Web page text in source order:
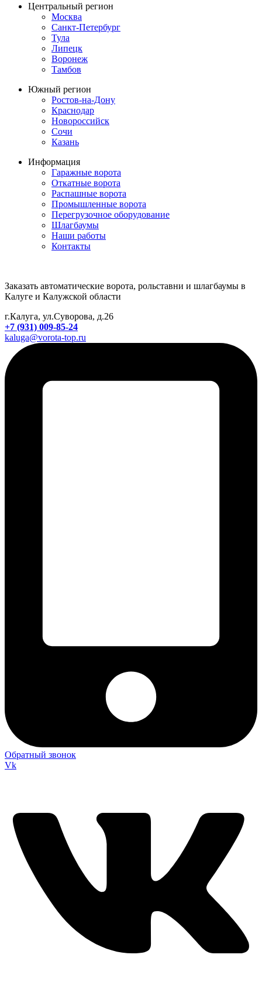
Центральный регион
Москва
Санкт-Петербург
Тула
Липецк
Воронеж
Тамбов
Южный регион
Ростов-на-Дону
Краснодар
Новороссийск
Сочи
Казань
Информация
Гаражные ворота
Откатные ворота
Распашные ворота
Промышленные ворота
Перегрузочное оборудование
Шлагбаумы
Наши работы
Контакты
Заказать автоматические ворота, рольставни и шлагбаумы в
Калуге и Калужской области
г.Калуга, ул.Суворова, д.26
+7 (931) 009-85-24
kaluga@vorota-top.ru
Обратный звонок
Vk